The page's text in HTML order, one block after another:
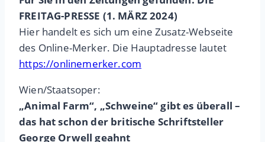
FREITAG-PRESSE (1. MÄRZ 2024)
Hier handelt es sich um eine Zusatz-Webseite
des Online-Merker. Die Hauptadresse lautet
https://onlinemerker.com
Wien/Staatsoper:
„Animal Farm“, „Schweine“ gibt es überall –
das hat schon der britische Schriftsteller
George Orwell geahnt